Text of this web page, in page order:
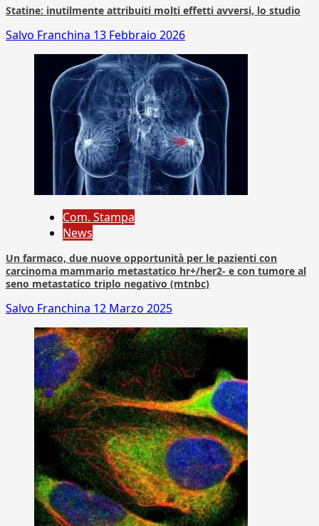
Statine: inutilmente attribuiti molti effetti avversi, lo studio
Salvo Franchina 13 Febbraio 2026
Com. Stampa
News
Un farmaco, due nuove opportunità per le pazienti con
carcinoma mammario metastatico hr+/her2- e con tumore al
seno metastatico triplo negativo (mtnbc)
Salvo Franchina 12 Marzo 2025